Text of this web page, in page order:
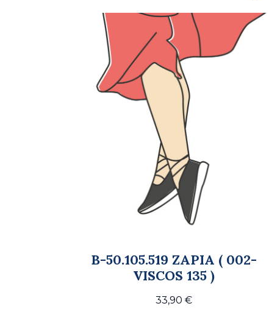
B-50.105.519 ZAPIA ( 002-
VISCOS 135 )
33,90 €